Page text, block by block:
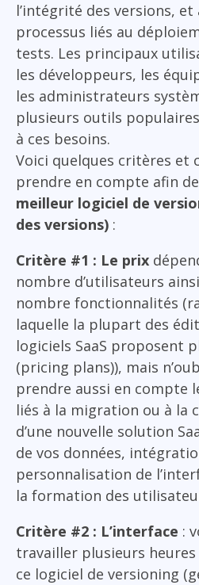
l’intégrité des versions,
processus liés au
tests. Les principaux
les développeurs, les
les administrateurs
plusieurs outils
à ces besoins.
Voici quelques critères et
prendre en compte afin
meilleur logiciel de
des versions) :
Critère #1 : Le prix
nombre d’utilisateurs
nombre fonctionnalités
laquelle la plupart des
logiciels SaaS proposent
(pricing plans)), mais
prendre aussi en compte
liés à la migration ou à la
d’une nouvelle solution
de vos données,
personnalisation de
la formation des
Critère #2 : L’interface :
travailler plusieurs
ce logiciel de versioning